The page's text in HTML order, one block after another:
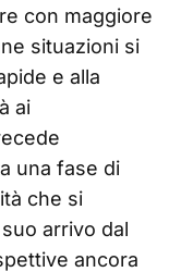
con maggiore
situazioni si
e alla
ai
una fase di
che si
arrivo dal
ancora